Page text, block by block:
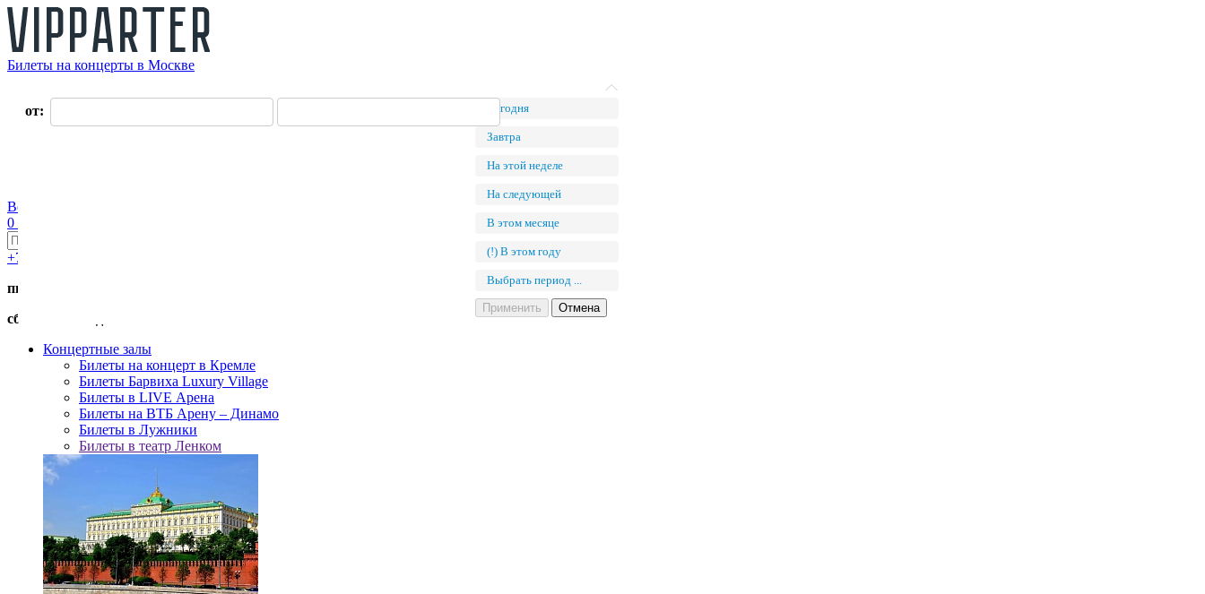
Билеты на концерты в Москве
О нас
Доставка
Войти
0 руб.
+7 (495) 411-90-82
пн.-пт. с 11:00 до 19:00
сб.-вс. с 11:00 до 17:00
Концертные залы
Билеты на концерт в Кремле
Билеты Барвиха Luxury Village
Билеты в LIVE Арена
Билеты на ВТБ Арену – Динамо
Билеты в Лужники
Билеты в театр Ленком
от: Сегодня
Завтра
На этой неделе
На следующей
В этом месяце
(!) В этом году
Выбрать период ...
Применить Отмена